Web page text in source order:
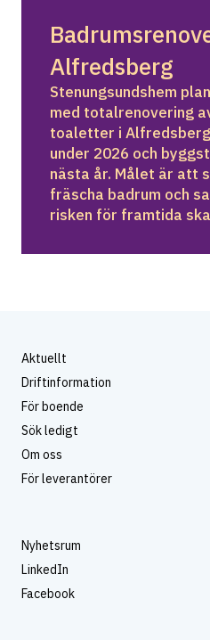
Alfredsberg
Stenungsundshem
med totalrenovering
toaletter i
under 2026 och
nästa år. Målet är att
fräscha badrum och
risken för framtida
Aktuellt
Driftinformation
För boende
Sök ledigt
Om oss
För leverantörer
Nyhetsrum
LinkedIn
Facebook